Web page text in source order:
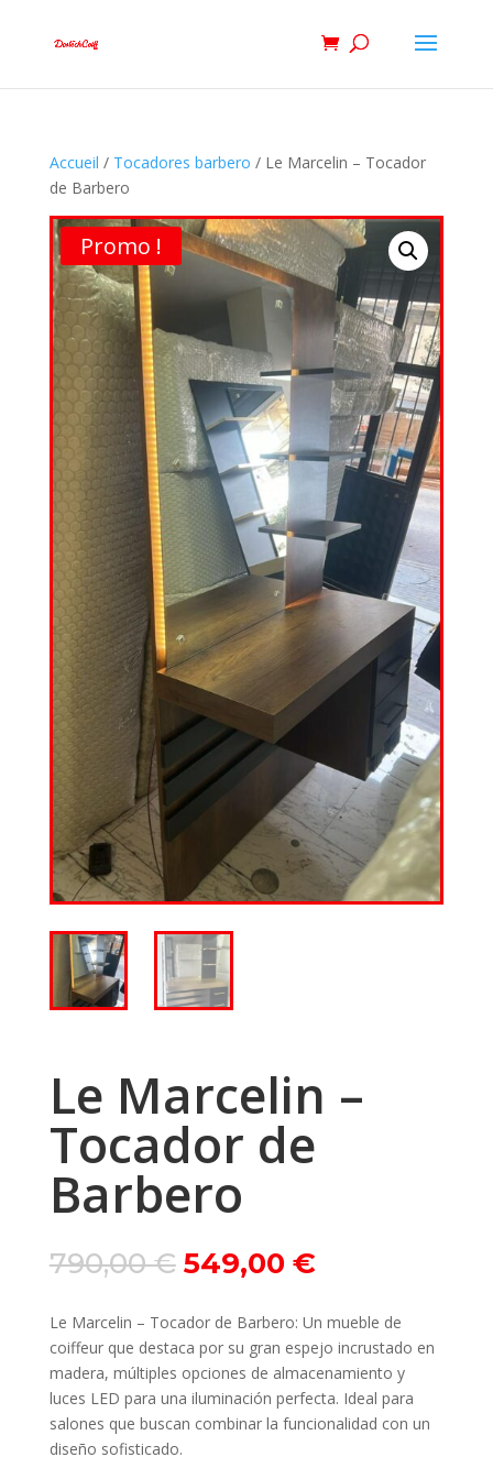
Accueil / Tocadores barbero / Le Marcelin – Tocador
de Barbero
Promo !
Le Marcelin –
Tocador de
Barbero
790,00€ Le
initial
était :
790,00 €.
549,00 €Le
actuel
est :
549,00 €.
Le Marcelin – Tocador de Barbero: Un mueble de
coiffeur que destaca por su gran espejo incrustado en
madera, múltiples opciones de almacenamiento y
luces LED para una iluminación perfecta. Ideal para
salones que buscan combinar la funcionalidad con un
diseño sofisticado.